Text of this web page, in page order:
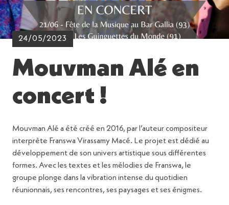
24/05/2023
Mouvman Alé en
concert !
Mouvman Alé a été créé en 2016, par l’auteur compositeur
interprète Franswa Virassamy Macé. Le projet est dédié au
développement de son univers artistique sous différentes
formes. Avec les textes et les mélodies de Franswa, le
groupe plonge dans la vibration intense du quotidien
réunionnais, ses rencontres, ses paysages et ses énigmes.